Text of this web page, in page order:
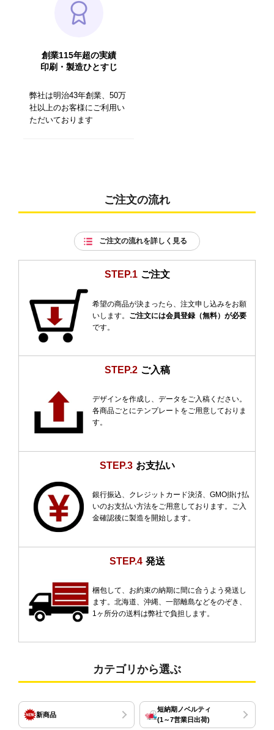
創業115年超の実績
印刷・製造ひとすじ
弊社は明治43年創業、50万
社以上のお客様にご利用い
ただいております
ご注文の流れ
ご注文の流れを詳しく見る
STEP.1 ご注文
希望の商品が決まったら、注文申し込みをお願
いします。 ご注文には会員登録（無料）が必要
です。
STEP.2 ご入稿
デザインを作成し、データをご入稿ください。
各商品ごとにテンプレートをご用意しておりま
す。
STEP.3 お支払い
銀行振込、クレジットカード決済、GMO掛け払
いのお支払い方法をご用意しております。ご入
金確認後に製造を開始します。
STEP.4 発送
梱包して、お約束の納期に間に合うよう発送し
ます。北海道、沖縄、一部離島などをのぞき、
1ヶ所分の送料は弊社で負担します。
カテゴリから選ぶ
新商品
短納期ノベルティ
(1～7営業日出荷)